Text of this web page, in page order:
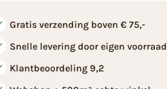
Gratis verzending boven € 75,-
Snelle levering door eigen voorraad
Klantbeoordeling 9,2